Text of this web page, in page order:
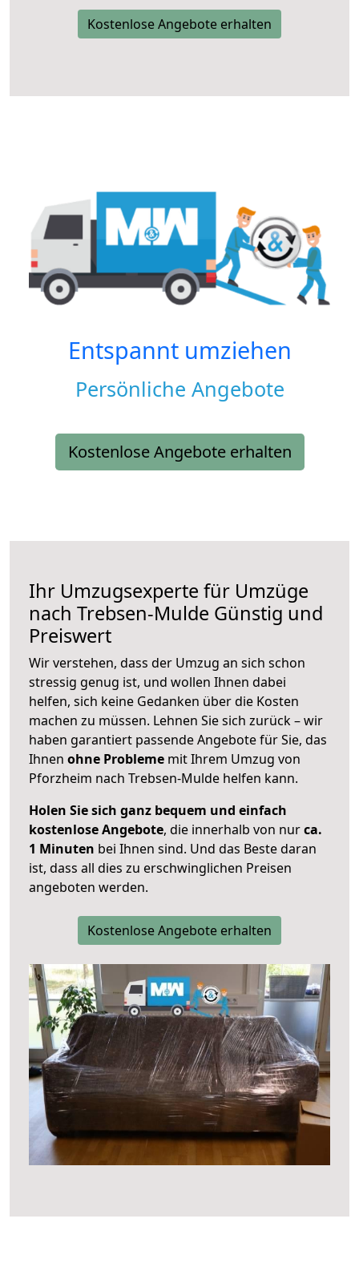
Kostenlose Angebote erhalten
Entspannt umziehen
Persönliche Angebote
Kostenlose Angebote erhalten
Ihr Umzugsexperte für Umzüge
nach Trebsen-Mulde Günstig und
Preiswert
Wir verstehen, dass der Umzug an sich schon
stressig genug ist, und wollen Ihnen dabei
helfen, sich keine Gedanken über die Kosten
machen zu müssen. Lehnen Sie sich zurück – wir
haben garantiert passende Angebote für Sie, das
Ihnen ohne Probleme mit Ihrem Umzug von
Pforzheim nach Trebsen-Mulde helfen kann.
Holen Sie sich ganz bequem und einfach
kostenlose Angebote, die innerhalb von nurca.
1 Minuten bei Ihnen sind. Und das Beste daran
ist, dass all dies zu erschwinglichen Preisen
angeboten werden.
Kostenlose Angebote erhalten